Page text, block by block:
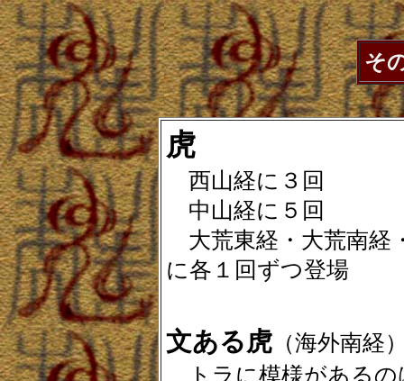
そ
虎
西山経に３回
中山経に５回
大荒東経・大荒南経
に各１回ずつ登場
文ある虎 （海外南経
トラに模様があるの